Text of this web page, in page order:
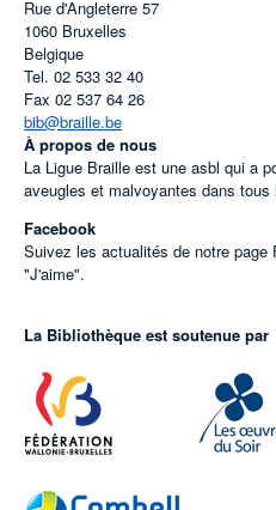
Rue d'Angleterre 57
1060 Bruxelles
Belgique
Tel. 02 533 32 40
Fax 02 537 64 26
bib@braille.be
À propos de nous
La Ligue Braille est une asbl qui a
aveugles et malvoyantes dans
Facebook
Suivez les actualités de notre page
"J'aime".
La Bibliothèque est soutenue par